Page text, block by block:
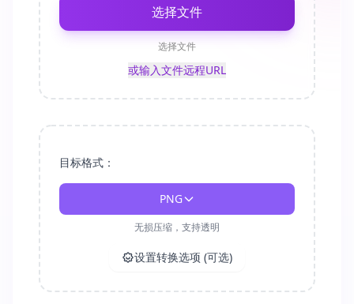
选择文件
选择文件
或输入文件远程URL
目标格式：
PNG
无损压缩，支持透明
设置转换选项 (可选)